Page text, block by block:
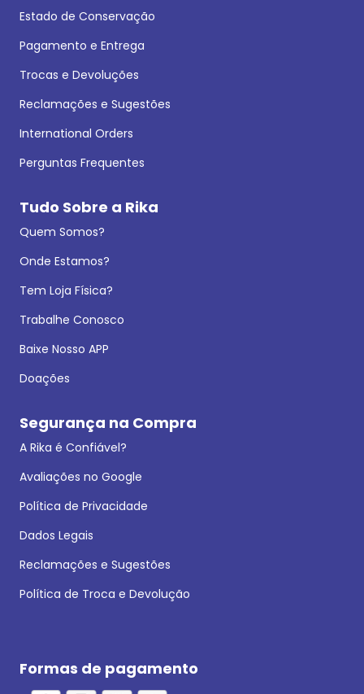
Estado de Conservação
Pagamento e Entrega
Trocas e Devoluções
Reclamações e Sugestões
International Orders
Perguntas Frequentes
Tudo Sobre a Rika
Quem Somos?
Onde Estamos?
Tem Loja Física?
Trabalhe Conosco
Baixe Nosso APP
Doações
Segurança na Compra
A Rika é Confiável?
Avaliações no Google
Política de Privacidade
Dados Legais
Reclamações e Sugestões
Política de Troca e Devolução
Formas de pagamento